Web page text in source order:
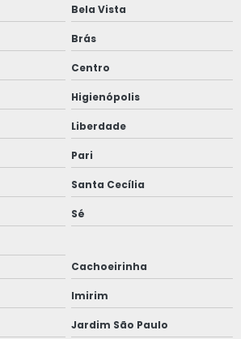
aluguel
preço
locação
para alugar
elevatória
elevatória
de plataforma elevatória
Bela Vista
Brás
Centro
Higienópolis
Liberdade
Pari
Santa Cecília
Sé
Cachoeirinha
Imirim
Jardim São Paulo